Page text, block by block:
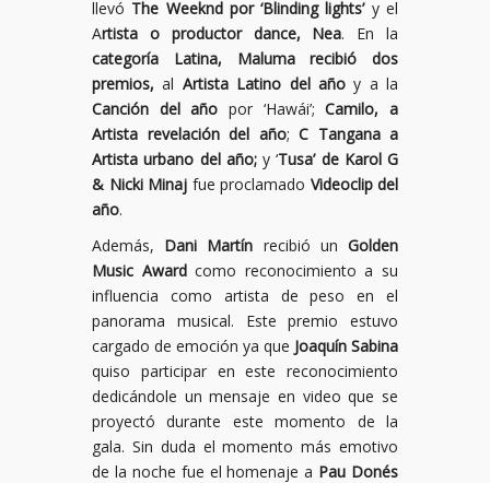
llevó The Weeknd por ‘Blinding lights’y el
Artista o productor dance, Nea. En la
categoría Latina, Maluma recibió dos
premios, al Artista Latino del añoy a la
Canción del año por ‘Hawái’;Camilo, a
Artista revelación del año; C Tangana a
Artista urbano del año;y ‘Tusa’ de Karol G
& Nicki Minaj fue proclamado Videoclip del
año.
Además, Dani Martín recibió unGolden
Music Awardcomo reconocimiento a su
influencia como artista de peso en el
panorama musical. Este premio estuvo
cargado de emoción ya que Joaquín Sabina
quiso participar en este reconocimiento
dedicándole un mensaje en video que se
proyectó durante este momento de la
gala. Sin duda el momento más emotivo
de la noche fue el homenaje a Pau Donés